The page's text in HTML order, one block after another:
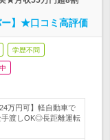
】★口コミ高評価
学歴不問
万円可】軽自動車で
渡しOK◎長距離運転